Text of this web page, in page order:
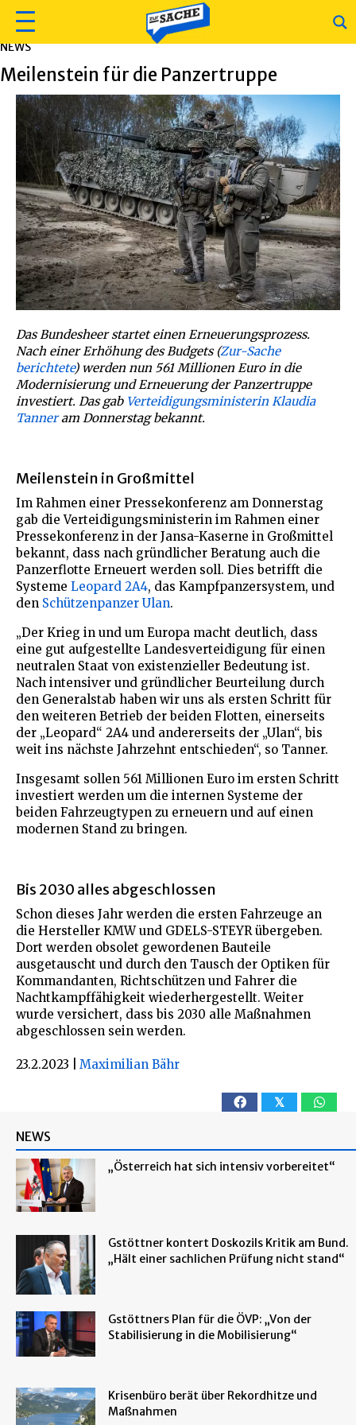
NEWS
Meilenstein für die Panzertruppe
Das Bundesheer startet einen Erneuerungsprozess.
Nach einer Erhöhung des Budgets (Zur-Sache
berichtete) werden nun 561 Millionen Euro in die
Modernisierung und Erneuerung der Panzertruppe
investiert. Das gab Verteidigungsministerin Klaudia
Tanneram Donnerstag bekannt.
Meilenstein in Großmittel
Im Rahmen einer Pressekonferenz am Donnerstag
gab die Verteidigungsministerin im Rahmen einer
Pressekonferenz in der Jansa-Kaserne in Großmittel
bekannt, dass nach gründlicher Beratung auch die
Panzerflotte Erneuert werden soll. Dies betrifft die
Systeme Leopard 2A4, das Kampfpanzersystem, und
den Schützenpanzer Ulan.
„Der Krieg in und um Europa macht deutlich, dass
eine gut aufgestellte Landesverteidigung für einen
neutralen Staat von existenzieller Bedeutung ist.
Nach intensiver und gründlicher Beurteilung durch
den Generalstab haben wir uns als ersten Schritt für
den weiteren Betrieb der beiden Flotten, einerseits
der „Leopard“ 2A4 und andererseits der „Ulan“, bis
weit ins nächste Jahrzehnt entschieden“, so Tanner.
Insgesamt sollen 561 Millionen Euro im ersten Schritt
investiert werden um die internen Systeme der
beiden Fahrzeugtypen zu erneuern und auf einen
modernen Stand zu bringen.
Bis 2030 alles abgeschlossen
Schon dieses Jahr werden die ersten Fahrzeuge an
die Hersteller KMW und GDELS-STEYR übergeben.
Dort werden obsolet gewordenen Bauteile
ausgetauscht und durch den Tausch der Optiken für
Kommandanten, Richtschützen und Fahrer die
Nachtkampffähigkeit wiederhergestellt. Weiter
wurde versichert, dass bis 2030 alle Maßnahmen
abgeschlossen sein werden.
23.2.2023 Maximilian Bähr
𝕏
NEWS
„Österreich hat sich intensiv vorbereitet“
Gstöttner kontert Doskozils Kritik am Bund.
„Hält einer sachlichen Prüfung nicht stand“
Gstöttners Plan für die ÖVP: „Von der
Stabilisierung in die Mobilisierung“
Krisenbüro berät über Rekordhitze und
Maßnahmen